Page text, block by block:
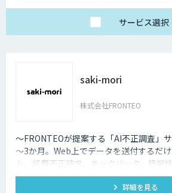
サービス選択
saki-mori
株式会社FRONTEO
〜FRONTEOが提案する「AI不正調査」
～3か月。Web上でデータを送付するだ
ト、経費不正請求、キックバック、情報
癒着など企業不正の予兆、不穏な動きの
詳細を見る